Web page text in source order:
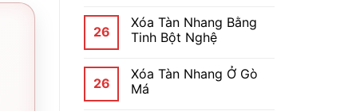
26
Xóa Tàn Nhang Bằng
Tinh Bột Nghệ
26
Xóa Tàn Nhang Ở Gò
Má